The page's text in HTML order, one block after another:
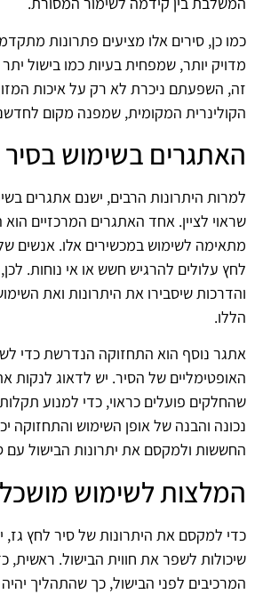
כמו כן, סירים אלו מציעים פתרונות
מדויק יותר, שמפחית בעיות כמו בישול
זה, השפעתם ניכרת לא רק על איכות
הקולינרית המקומית, שמפנה מקום
האתגרים בשימוש בסיר
למרות היתרונות הרבים, ישנם אתגרים
שראוי לציין. אחד האתגרים המרכזיים
מתאימה לשימוש במכשירים אלו. אנשים
לחץ עלולים להרגיש חשש או אי נוחות.
והדרכות שיסבירו את היתרונות ואת
הללו.
אתגר נוסף הוא התחזוקה הנדרשת כדי
האופטימליים של הסיר. יש לדאוג לנקות
שהחלקים פועלים כראוי, כדי למנוע
נכונה והבנה של אופן השימוש והתחזוקה
החששות ולמקסם את יתרונות הבישול עם
המלצות לשימוש
כדי למקסם את היתרונות של סיר לחץ
שיכולות לשפר את חווית הבישול. ראשית,
המרכיבים לפני הבישול, כך שהתהליך יהיה